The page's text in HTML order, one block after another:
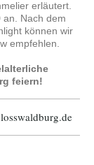
erläutert.
Nach dem
können wir
empfehlen.
feiern!